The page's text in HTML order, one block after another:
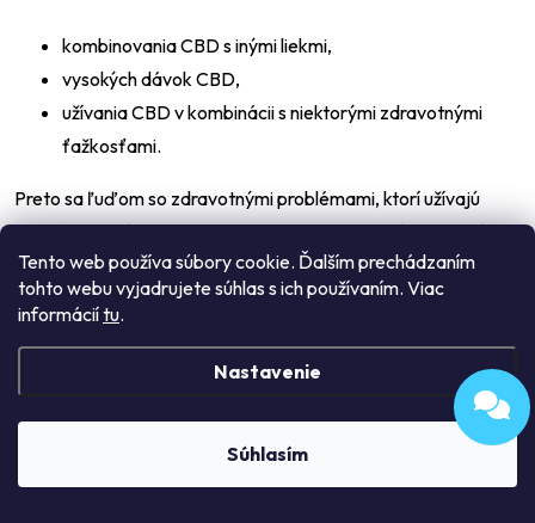
Tento web používa súbory cookie. Ďalším prechádzaním
tohto webu vyjadrujete súhlas s ich používaním. Viac
informáciítu.
Nastavenie
Súhlasím
kombinovania CBD s inými liekmi,
vysokých dávok CBD,
užívania CBD v kombinácii s niektorými zdravotnými
ťažkosťami.
Preto sa ľuďom so zdravotnými problémami, ktorí užívajú
liečivá, odporúča zaradenie CBD olejov prebrať s ošetrujúcim
lekárom. Aj keď priama interakcia CBD so žiadnym zo
známych liekov zatiaľ nebola objavená, kanabinoidy môžu
by mali konzultovať aj tehotné ženy – aj keď nemáme k
dispozícii štúdie, ktoré by preukazovali negatívny vplyv CBD
na priebeh tehotenstva, je vhodné užívanie CBD kvapiek
prediskutovať s gynekológom či praktickým lekárom, ktorý